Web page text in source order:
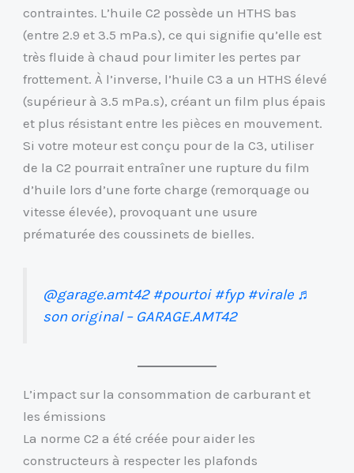
contraintes. L’huile C2 possède un HTHS bas
(entre 2.9 et 3.5 mPa.s), ce qui signifie qu’elle est
très fluide à chaud pour limiter les pertes par
frottement. À l’inverse, l’huile C3 a un HTHS élevé
(supérieur à 3.5 mPa.s), créant un film plus épais
et plus résistant entre les pièces en mouvement.
Si votre moteur est conçu pour de la C3, utiliser
de la C2 pourrait entraîner une rupture du film
d’huile lors d’une forte charge (remorquage ou
vitesse élevée), provoquant une usure
prématurée des coussinets de bielles.
@garage.amt42 #pourtoi #fyp #virale ♬
son original – GARAGE.AMT42
L’impact sur la consommation de carburant et
les émissions
La norme C2 a été créée pour aider les
constructeurs à respecter les plafonds